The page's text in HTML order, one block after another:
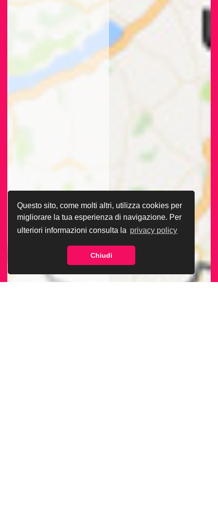
Questo sito, come molti altri, utilizza cookies per
migliorare la tua esperienza di navigazione. Per
ulteriori informazioni consulta la privacy policy
Chiudi